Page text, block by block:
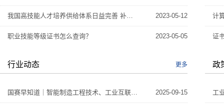
我国高技能人才培养供给体系日益完善 补贴性职业技能培训超1亿人次 2023-05-12
职业技能等级证书怎么查询？ 2023-05-05 证
行业动态 更多
国赛早知道｜智能制造工程技术、工业互联网工程技术 2025-09-15
政